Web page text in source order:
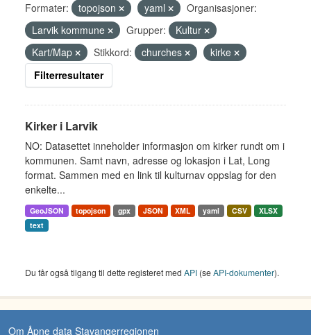
Formater: topojson yaml
Organisasjoner:
Larvik kommune
Grupper:
Kultur
Kart/Map
Stikkord: churches
kirke
Filterresultater
Kirker i Larvik
NO: Datasettet inneholder informasjon om kirker rundt om i
kommunen. Samt navn, adresse og lokasjon i Lat, Long
format. Sammen med en link til kulturnav oppslag for den
enkelte...
GeoJSON topojson gpx JSON XML yaml CSV
XLSX
text
Du får også tilgang til dette registeret med API (seAPI-dokumenter).
Om Åpne data Stavangerregionen